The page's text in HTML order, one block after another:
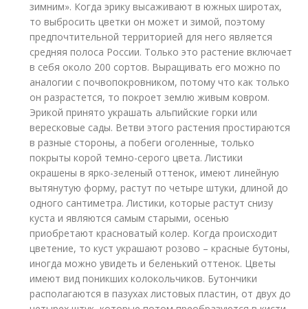
зимним». Когда эрику высаживают в южных широтах,
то выбросить цветки он может и зимой, поэтому
предпочтительной территорией для него является
средняя полоса России. Только это растение включает
в себя около 200 сортов. Выращивать его можно по
аналогии с почвопокровником, потому что как только
он разрастется, то покроет землю живым ковром.
Эрикой принято украшать альпийские горки или
вересковые сады. Ветви этого растения простираются
в разные стороны, а побеги оголенные, только
покрыты корой темно-серого цвета. Листики
окрашены в ярко-зеленый оттенок, имеют линейную
вытянутую форму, растут по четыре штуки, длиной до
одного сантиметра. Листики, которые растут снизу
куста и являются самым старыми, осенью
приобретают красноватый колер. Когда происходит
цветение, то куст украшают розово – красные бутоны,
иногда можно увидеть и беленький оттенок. Цветы
имеют вид поникших колокольчиков. Бутончики
располагаются в пазухах листовых пластин, от двух до